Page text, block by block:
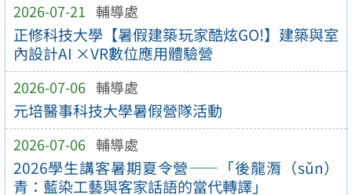
2026-07-21 輔導處
正修科技大學【暑假建築玩家酷炫GO!】建築與室
內設計AI ×VR數位應用體驗營
2026-07-06 輔導處
元培醫事科技大學暑假營隊活動
2026-07-06 輔導處
2026學生講客暑期夏令營——「後龍漘（sǔn）
青：藍染工藝與客家話語的當代轉譯」